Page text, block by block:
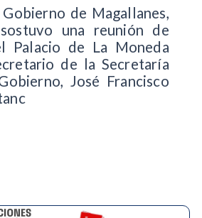
de Magallanes,
una reunión de
Palacio de La Moneda
de la Secretaría
José Francisco